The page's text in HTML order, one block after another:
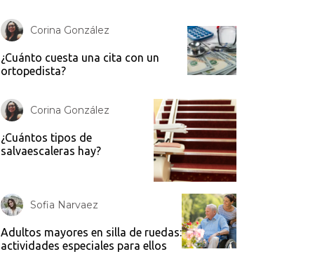
Corina González
¿Cuánto cuesta una cita con un
ortopedista?
Corina González
¿Cuántos tipos de
salvaescaleras hay?
Sofia Narvaez
Adultos mayores en silla de ruedas:
actividades especiales para ellos